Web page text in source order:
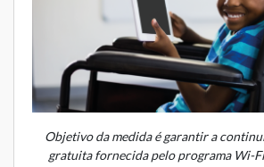
Objetivo da medida é garantir a
gratuita fornecida pelo programa Wi-